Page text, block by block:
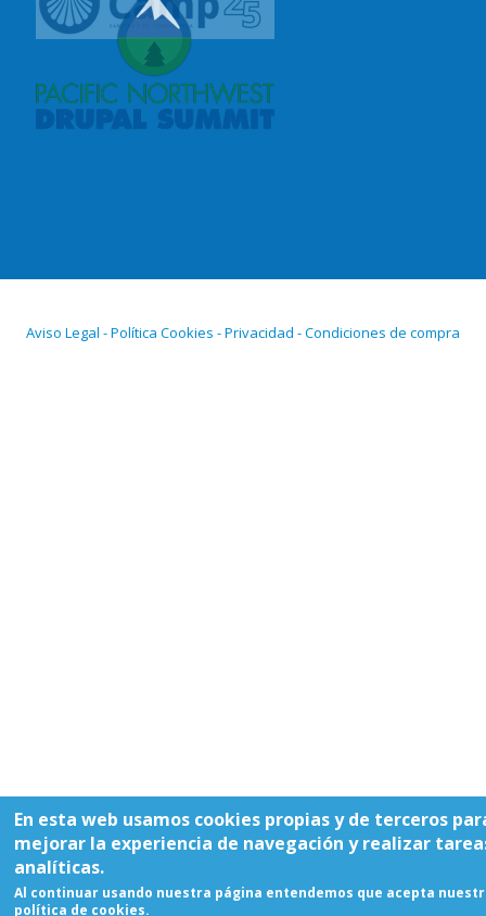
Aviso Legal - Política Cookies - Privacidad - Condiciones de compra
En esta web usamos cookies propias y de terceros
mejorar la experiencia de navegación y realizar
analíticas.
Al continuar usando nuestra página entendemos que acepta
política de cookies.